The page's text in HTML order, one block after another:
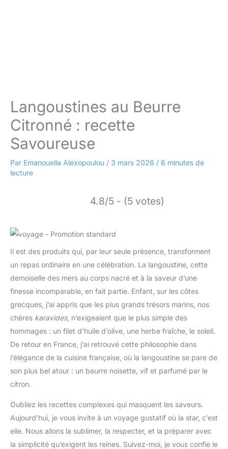
Langoustines au Beurre
Citronné : recette
Savoureuse
Par Emanouella Alexopoulou / 3 mars 2026 / 6 minutes de
lecture
4.8/5 - (5 votes)
Il est des produits qui, par leur seule présence, transforment
un repas ordinaire en une célébration. La langoustine, cette
demoiselle des mers au corps nacré et à la saveur d’une
finesse incomparable, en fait partie. Enfant, sur les côtes
grecques, j’ai appris que les plus grands trésors marins, nos
chères karavides, n’exigeaient que le plus simple des
hommages : un filet d’huile d’olive, une herbe fraîche, le soleil.
De retour en France, j’ai retrouvé cette philosophie dans
l’élégance de la cuisine française, où la langoustine se pare de
son plus bel atour : un beurre noisette, vif et parfumé par le
citron.
Oubliez les recettes complexes qui masquent les saveurs.
Aujourd’hui, je vous invite à un voyage gustatif où la star, c’est
elle. Nous allons la sublimer, la respecter, et la préparer avec
la simplicité qu’exigent les reines. Suivez-moi, je vous confie le